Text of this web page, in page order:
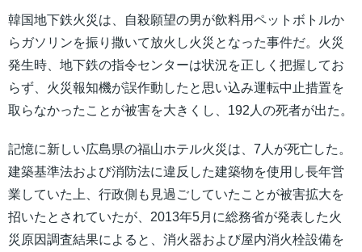
韓国地下鉄火災は、自殺願望の男が飲料用ペットボトルか
らガソリンを振り撒いて放火し火災となった事件だ。火災
発生時、地下鉄の指令センターは状況を正しく把握してお
らず、火災報知機が誤作動したと思い込み運転中止措置を
取らなかったことが被害を大きくし、192人の死者が出た。
記憶に新しい広島県の福山ホテル火災は、7人が死亡した。
建築基準法および消防法に違反した建築物を使用し長年営
業していた上、行政側も見過ごしていたことが被害拡大を
招いたとされていたが、2013年5月に総務省が発表した火
災原因調査結果によると、消火器および屋内消火栓設備を